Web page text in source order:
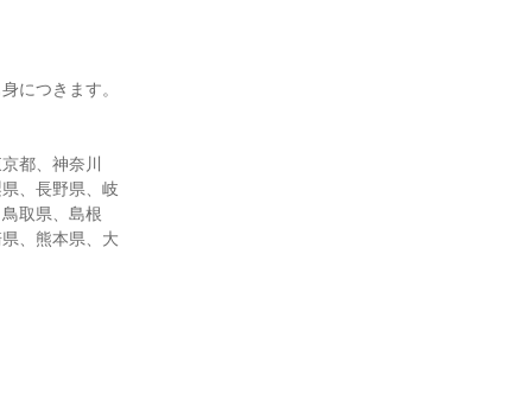
につきます。
都、神奈川
、長野県、岐
取県、島根
、熊本県、大